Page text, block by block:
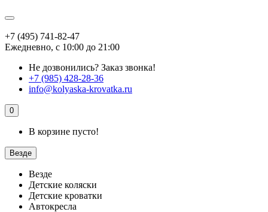
+7 (495) 741-82-47
Ежедневно, с 10:00 до 21:00
Не дозвонились? Заказ звонка!
+7 (985) 428-28-36
info@kolyaska-krovatka.ru
0
В корзине пусто!
Везде
Везде
Детские коляски
Детские кроватки
Автокресла